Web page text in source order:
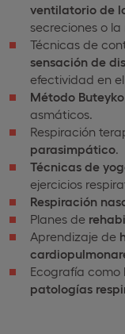
ventilatorio de
secreciones o
Técnicas de
sensación de
efectividad en
Método Buteyko
asmáticos.
Respiración
parasimpático
Técnicas de
ejercicios
Respiración
Planes de
Aprendizaje de
Ecografía
patologías